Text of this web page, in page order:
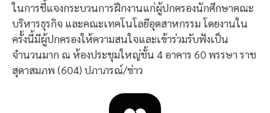
ในการชี้แจงกระบวนการฝึกงานแก่ผู้ปกครองนักศึกษาคณะ
บริหารธุรกิจ และคณะเทคโนโลยีอุตสาหกรรม โดยงานใน
ครั้งนี้มีผู้ปกครองให้ความสนใจและเข้าร่วมรับฟังเป็น
จำนวนมาก ณ ห้องประชุมใหญ่ชั้น 4 อาคาร 60 พรรษา ราช
สุดาสมภพ (604) ปภาภรณ์/ข่าว